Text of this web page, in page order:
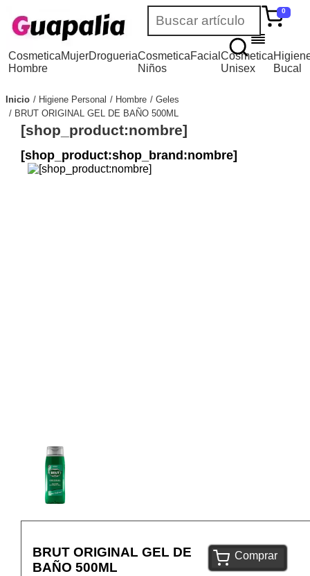
0
Cosmetica
Hombre
MujerDrogueriaCosmetica
Niños
FacialCosmetica
Unisex
Bucal
Inicio Higiene Personal Hombre
Geles
BRUT ORIGINAL GEL DE BAÑO 500ML
[shop_product:nombre]
[shop_product:shop_brand:nombre]
BRUT ORIGINAL GEL DE
BAÑO 500ML
Comprar